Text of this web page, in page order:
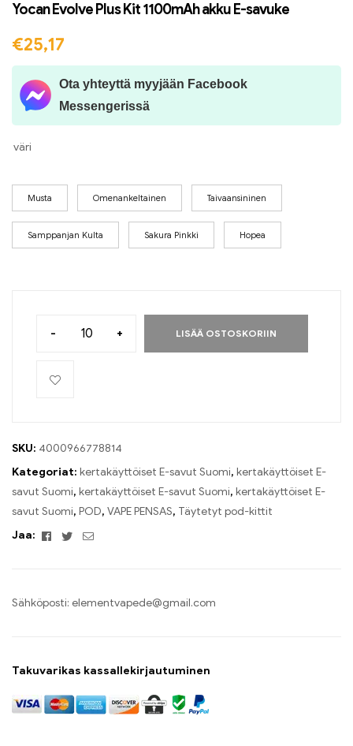
Yocan Evolve Plus Kit 1100mAh akku E-savuke
€25,17
Ota yhteyttä myyjään Facebook
Messengerissä
väri
Musta Omenankeltainen Taivaansininen
Samppanjan Kulta Sakura Pinkki Hopea
- + LISÄÄ OSTOSKORIIN
SKU: 4000966778814
Kategoriat: kertakäyttöiset E-savut Suomi, kertakäyttöiset E-
savut Suomi, kertakäyttöiset E-savut Suomi, kertakäyttöiset E-
savut Suomi, POD, VAPE PENSAS, Täytetyt pod-kittit
Jaa:
Facebook
TwitterSähköposti
Sähköposti: elementvapede@gmail.com
Takuvarikas kassallekirjautuminen